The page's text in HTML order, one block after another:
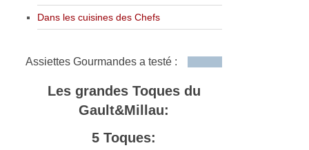
Dans les cuisines des Chefs
Assiettes Gourmandes a testé :
Les grandes Toques du
Gault&Millau:
5 Toques: